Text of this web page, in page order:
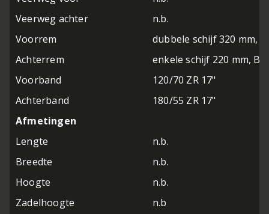
Veerweg achter
n.b.
Voorrem
dubbele schijf 320 mm,
Achterrem
enkele schijf 220 mm,
Voorband
120/70 ZR 17"
Achterband
180/55 ZR 17"
Afmetingen
Lengte
n.b.
Breedte
n.b.
Hoogte
n.b.
Zadelhoogte
n.b